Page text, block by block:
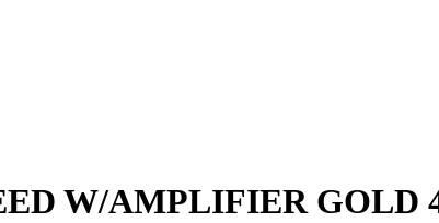
W/AMPLIFIER GOLD